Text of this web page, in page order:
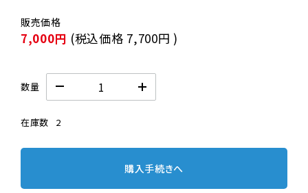
7,000円 (税込価格 7,700円 )
数量
在庫数 2
購入手続きへ